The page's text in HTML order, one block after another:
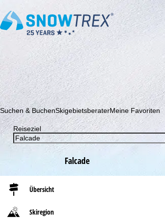
Abonnieren Sie unseren Newsletter und
Suchen & BuchenSkigebietsberaterMeine Favoriten
Reiseziel
Falcade
Übersicht
Skiregion